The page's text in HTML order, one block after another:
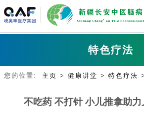
特色疗法
您的位置: 主页 > 健康讲堂 > 特色疗法
不吃药 不打针 小儿推拿助